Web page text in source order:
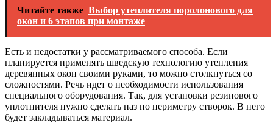
Читайте также Выбор утеплителя поролонового для
окон и 6 этапов при монтаже
Есть и недостатки у рассматриваемого способа. Если
планируется применять шведскую технологию утепления
деревянных окон своими руками, то можно столкнуться со
сложностями. Речь идет о необходимости использования
специального оборудования. Так, для установки резинового
уплотнителя нужно сделать паз по периметру створок. В него
будет закладываться материал.